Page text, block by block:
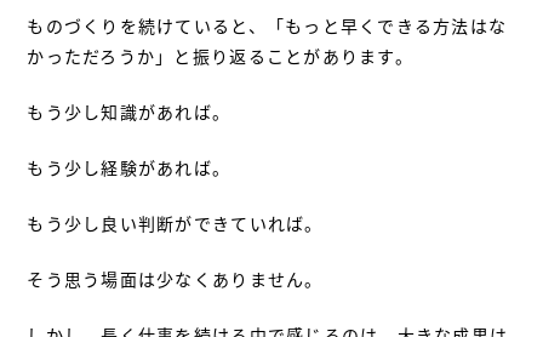
ものづくりを続けていると、「もっと早くできる方法はな
かっただろうか」と振り返ることがあります。
もう少し知識があれば。
もう少し経験があれば。
もう少し良い判断ができていれば。
そう思う場面は少なくありません。